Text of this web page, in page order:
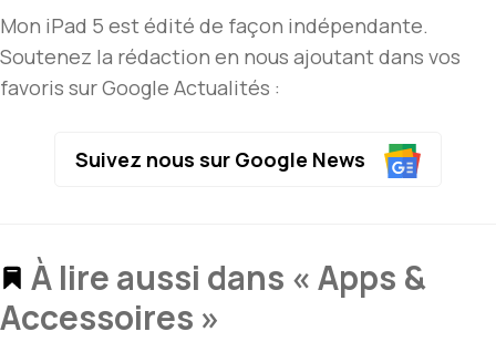
Mon iPad 5 est édité de façon indépendante.
Soutenez la rédaction en nous ajoutant dans vos
favoris sur Google Actualités :
Suivez nous sur Google News
À lire aussi dans « Apps &
Accessoires »